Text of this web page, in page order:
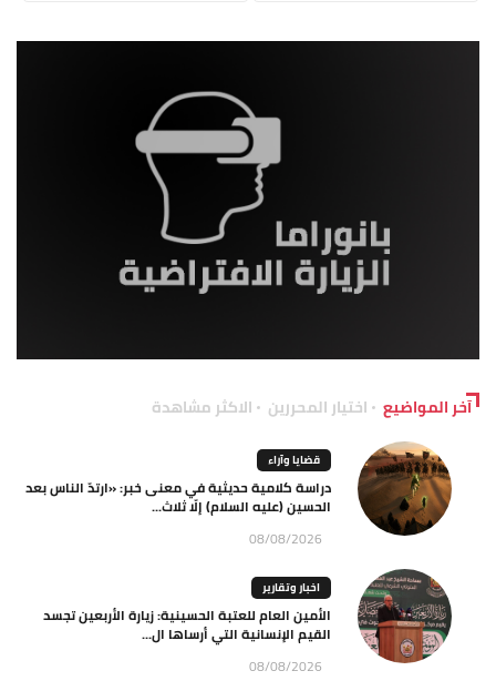
آخر المواضيع اختيار المحررين الاكثر مشاهدة
قضايا وآراء
دراسة كلامية حديثية في معنى خبر: «ارتدّ الناس بعد
الحسين (عليه السلام) إلّا ثلاث...
08/08/2026
اخبار وتقارير
الأمين العام للعتبة الحسينية: زيارة الأربعين تجسد
القيم الإنسانية التي أرساها ال...
08/08/2026